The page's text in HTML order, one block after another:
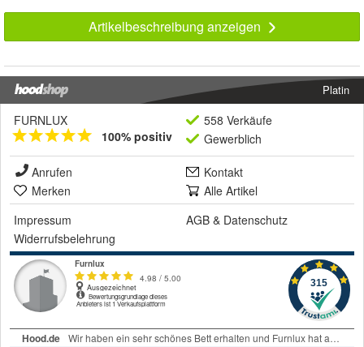
Artikelbeschreibung anzeigen
Platin
FURNLUX
100% positiv
558 Verkäufe
Gewerblich
Anrufen
Kontakt
Merken
Alle Artikel
Impressum
AGB & Datenschutz
Widerrufsbelehrung